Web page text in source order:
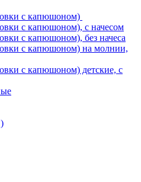
с капюшоном)
c капюшоном), с начесом
c капюшоном), без начеса
с капюшоном) на молнии,
c капюшоном) детские, с